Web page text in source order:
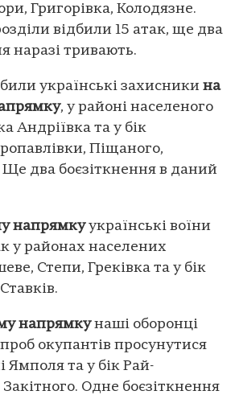
Григорівка, Колодязне.
відбили 15 атак, ще два
наразі тривають.
українські захисники на
, у районі населеного
Андріївка та у бік
Піщаного,
два боєзіткнення в даний
напрямкуукраїнські воїни
у районах населених
Степи, Греківка та у бік
напрямкунаші оборонці
окупантів просунутися
Ямполя та у бік Рай-
Одне боєзіткнення